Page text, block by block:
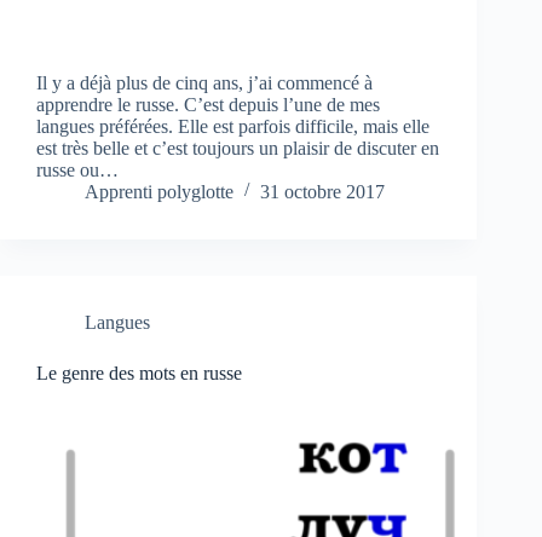
Il y a déjà plus de cinq ans, j’ai commencé à
apprendre le russe. C’est depuis l’une de mes
langues préférées. Elle est parfois difficile, mais elle
est très belle et c’est toujours un plaisir de discuter en
russe ou…
Apprenti polyglotte
31 octobre 2017
Langues
Le genre des mots en russe